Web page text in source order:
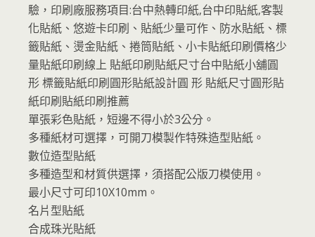
驗，印刷廠服務項目:台中熱轉印紙,台中印貼紙,客製
化貼紙、悠遊卡印刷、貼紙少量可作、防水貼紙、標
籤貼紙、燙金貼紙、捲筒貼紙、小卡貼紙印刷價格少
量貼紙印刷線上 貼紙印刷貼紙尺寸台中貼紙小舖圓
形 標籤貼紙印刷圓形貼紙設計圓 形 貼紙尺寸圓形貼
紙印刷貼紙印刷推薦
單張彩色貼紙，短邊不得小於3公分。
多種紙材可選擇，可開刀模製作特殊造型貼紙。
數位造型貼紙
多種造型和材質供選擇，須搭配公版刀模使用。
最小尺寸可印10X10mm。
名片型貼紙
合成珠光貼紙